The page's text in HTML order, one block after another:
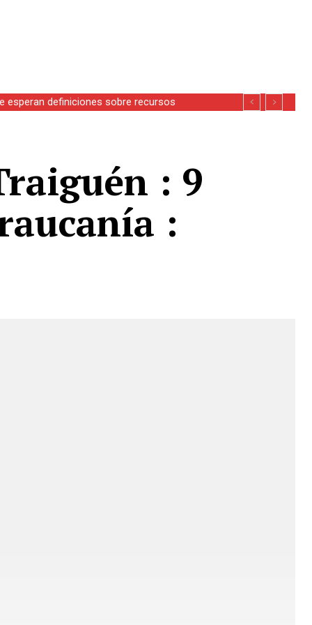
esperan definiciones sobre recursos
: 9
: